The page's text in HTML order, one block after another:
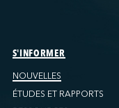
S'INFORMER
NOUVELLES
ÉTUDES ET RAPPORTS